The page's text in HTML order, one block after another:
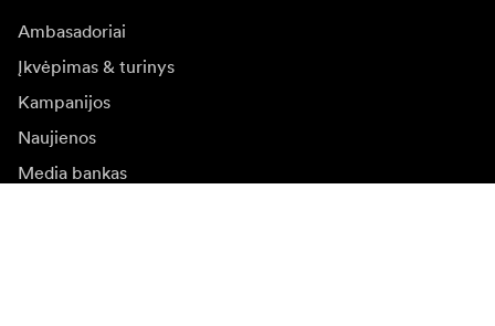
Ambasadoriai
Įkvėpimas & turinys
Kampanijos
Naujienos
Media bankas